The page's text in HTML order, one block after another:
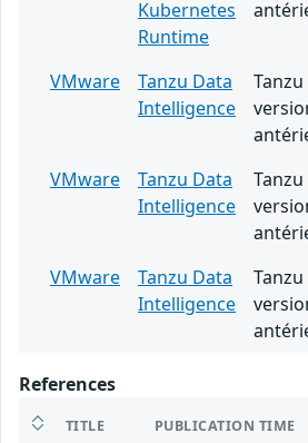
Kubernetes
Runtime
VMware
Tanzu Data
Intelligence
VMware
Tanzu Data
Intelligence
VMware
Tanzu Data
Intelligence
References
TITLE PUBLICATION TIME